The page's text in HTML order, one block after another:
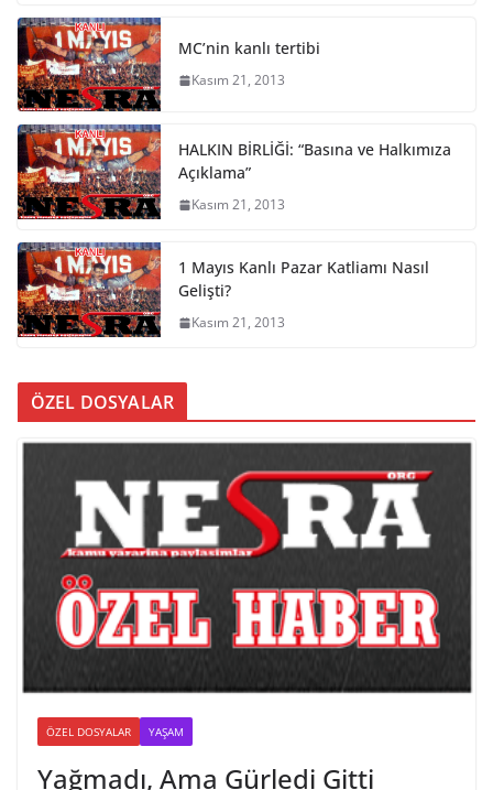
MC’nin kanlı tertibi
Kasım 21, 2013
HALKIN BİRLİĞİ: “Basına ve Halkımıza
Açıklama”
Kasım 21, 2013
1 Mayıs Kanlı Pazar Katliamı Nasıl
Gelişti?
Kasım 21, 2013
ÖZEL DOSYALAR
ÖZEL DOSYALAR YAŞAM
Yağmadı, Ama Gürledi Gitti